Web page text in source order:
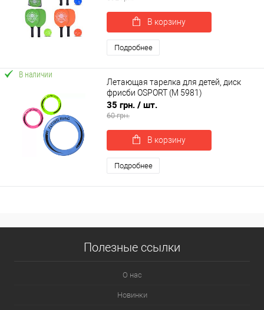
В корзину
Подробнее
В наличии
Летающая тарелка для детей, диск
фрисби OSPORT (M 5981)
35 грн. / шт.
60 грн.
В корзину
Подробнее
Полезные ссылки
О нас
Новинки